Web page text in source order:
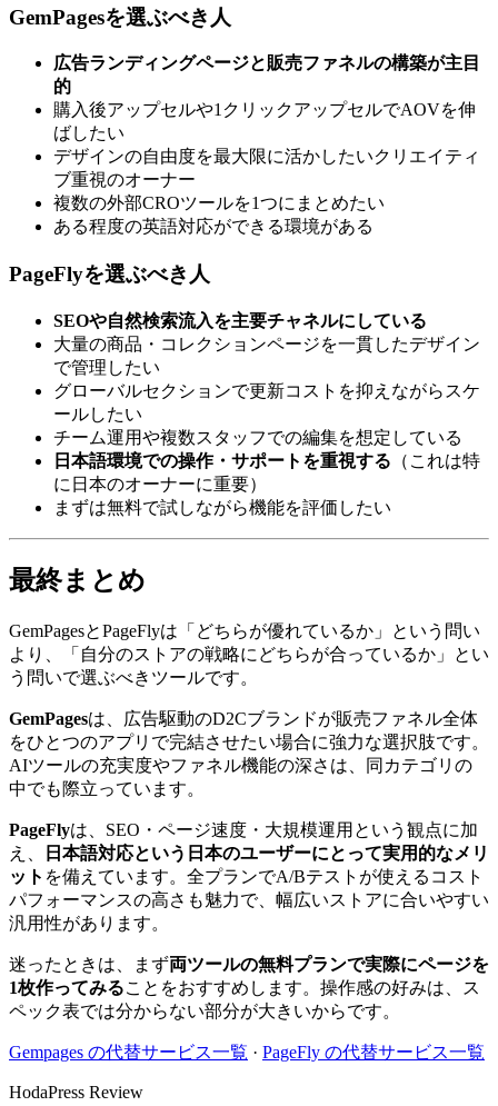
GemPagesを選ぶべき人
広告ランディングページと販売ファネルの構築が主目
的
購入後アップセルや1クリックアップセルでAOVを伸
ばしたい
デザインの自由度を最大限に活かしたいクリエイティ
ブ重視のオーナー
複数の外部CROツールを1つにまとめたい
ある程度の英語対応ができる環境がある
PageFlyを選ぶべき人
SEOや自然検索流入を主要チャネルにしている
大量の商品・コレクションページを一貫したデザイン
で管理したい
グローバルセクションで更新コストを抑えながらスケ
ールしたい
チーム運用や複数スタッフでの編集を想定している
日本語環境での操作・サポートを重視する （これは特
に日本のオーナーに重要）
まずは無料で試しながら機能を評価したい
最終まとめ
GemPagesとPageFlyは「どちらが優れているか」という問い
より、「自分のストアの戦略にどちらが合っているか」とい
う問いで選ぶべきツールです。
GemPagesは、広告駆動のD2Cブランドが販売ファネル全体
をひとつのアプリで完結させたい場合に強力な選択肢です。
AIツールの充実度やファネル機能の深さは、同カテゴリの
中でも際立っています。
PageFlyは、SEO・ページ速度・大規模運用という観点に加
え、
日本語対応という日本のユーザーにとって実用的なメリ
ット を備えています。全プランでA/Bテストが使えるコスト
パフォーマンスの高さも魅力で、幅広いストアに合いやすい
汎用性があります。
迷ったときは、まず両ツールの無料プランで実際にページを
1枚作ってみることをおすすめします。操作感の好みは、ス
ペック表では分からない部分が大きいからです。
Gempages の代替サービス一覧 · PageFly の代替サービス一覧
HodaPress Review